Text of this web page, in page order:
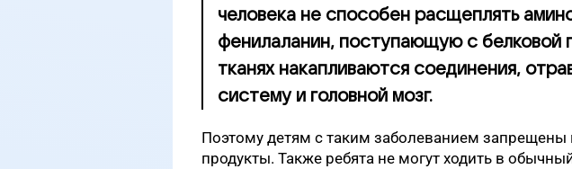
человека не способен расщеплять
фенилаланин, поступающую с белковой
тканях накапливаются соединения,
систему и головной мозг.
Поэтому детям с таким заболеванием
продукты. Также ребята не могут ходить в